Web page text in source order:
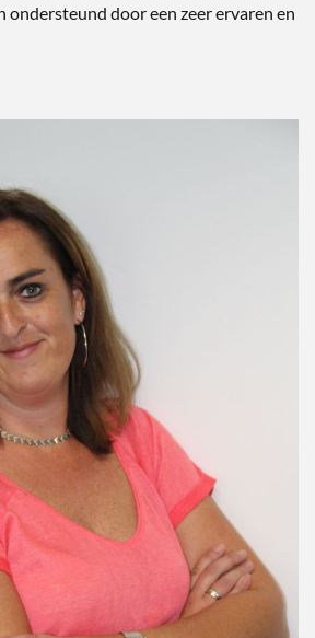
ondersteund door een zeer ervaren en